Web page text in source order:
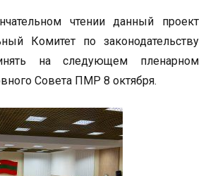
чтении данный проект
Комитет по законодательству
на следующем пленарном
Совета ПМР 8 октября.